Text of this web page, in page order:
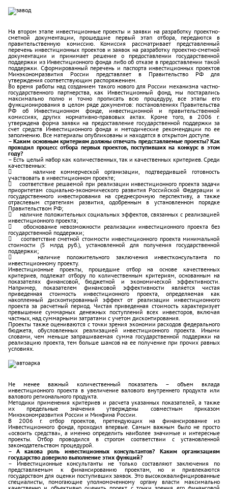
На втором этапе инвестиционные проекты и заявки на разработку проектно-
сметной документации, прошедшие первый этап отбора, передаются в
правительственную комиссию. Комиссия рассматривает представленный
перечень инвестиционных проектов и заявок на разработку проектно-сметной
документации и принимает решение о предоставлении государственной
поддержки из Инвестиционного фонда либо об отказе в предоставлении такой
поддержки. Сформированный перечень и паспорта инвестиционных проектов
Минэкономразвития России представляет в Правительство РФ для
утверждения соответствующим распоряжением.
Во время работы над созданием такого нового для России механизма частно-
государственного партнерства, как Инвестиционный фонд, мы постарались
максимально полно и точно прописать всю процедуру, все этапы его
функционирования в целом ряде документов: постановлениях Правительства
РФ об Инвестиционном фонде, инвестиционной и правительственной
комиссиях, других нормативно-правовых актах. Кроме того, в 2006 г.
утверждена форма заявки на предоставление государственной поддержки за
счет средств Инвестиционного фонда и методические рекомендации по ее
заполнению. Все материалы опубликованы и находятся в открытом доступе.
– Каким основным критериям должны отвечать представляемые проекты? Как
проходил процесс отбора первых проектов, поступивших на конкурс в этом
году?
– Есть целый набор как количественных, так и качественных критериев. Среди
качественных:
 наличие коммерческой организации, подтвердившей готовность
участвовать в инвестиционном проекте;
 соответствие решаемой при реализации инвестиционного проекта задачи
приоритетам социально-экономического развития Российской Федерации и
государственного инвестирования на среднесрочную перспективу, а также
отраслевым стратегиям развития, одобренным в установленном порядке
Правительством РФ;
 наличие положительных социальных эффектов, связанных с реализацией
инвестиционного проекта;
 обоснование невозможности реализации инвестиционного проекта без
государственной поддержки;
 соответствие сметной стоимости инвестиционного проекта минимальной
стоимости (5 млрд руб.), установленной для получения государственной
поддержки;
 наличие положительного заключения инвестконсультанта по
инвестиционному проекту.
Инвестиционные проекты, прошедшие отбор на основе качественных
критериев, подлежат отбору по количественным критериям, основанным на
показателях финансовой, бюджетной и экономической эффективности.
Например, показателем финансовой эффективности является чистая
приведенная стоимость инвестиционного проекта, определяемая как
накопленный дисконтированный эффект от реализации инвестиционного
проекта за расчетный период. Чистая приведенная стоимость характеризует
превышение суммарных денежных поступлений всех инвесторов, включая
частных, над суммарными затратами с учетом дисконтирования.
Проекты также оцениваются с точки зрения экономии расходов федерального
бюджета, обусловленных реализацией инвестиционного проекта. Иными
словами, чем меньше запрашиваемая сумма государственной поддержки на
реализацию проекта, тем больше шансов на ее получение при прочих равных
условиях.
Не менее важный количественный показатель – объем вклада
инвестиционного проекта в увеличение валового внутреннего продукта или
валового регионального продукта.
Методики применения критериев и расчета указанных показателей, а также
их предельные значения утверждены совместным приказом
Минэкономразвития России и Минфина России.
В 2006 г. отбор проектов, претендующих на финансирование из
Инвестиционного фонда, проходил впервые. Самым важным было не просто
«освоить средства», а именно определить наиболее значимые и интересные
проекты. Отбор проводился в строгом соответствии с установленной
законодательством процедурой.
– А какова роль инвестиционных консультантов? Каким организациям
государство доверило выполнение этих функций?
– Инвестиционные консультанты не только составляют заключения по
представляемым к финансированию проектам, но и привлекаются
государством для оценки поступивших заявок. Это высококвалифицированные
специалисты, помогающие уполномоченному органу власти максимально